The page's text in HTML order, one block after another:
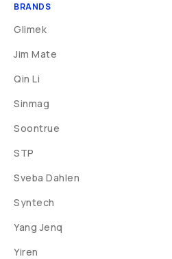
BRANDS
Glimek
Jim Mate
Qin Li
Sinmag
Soontrue
STP
Sveba Dahlen
Syntech
Yang Jenq
Yiren